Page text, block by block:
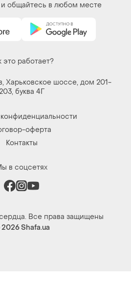
общайтесь в любом месте
это работает?
Харьковское шоссе, дом 201-
203, буква 4Г
оферта
Контакты
в соцсетях
Все права защищены
Shafa.ua